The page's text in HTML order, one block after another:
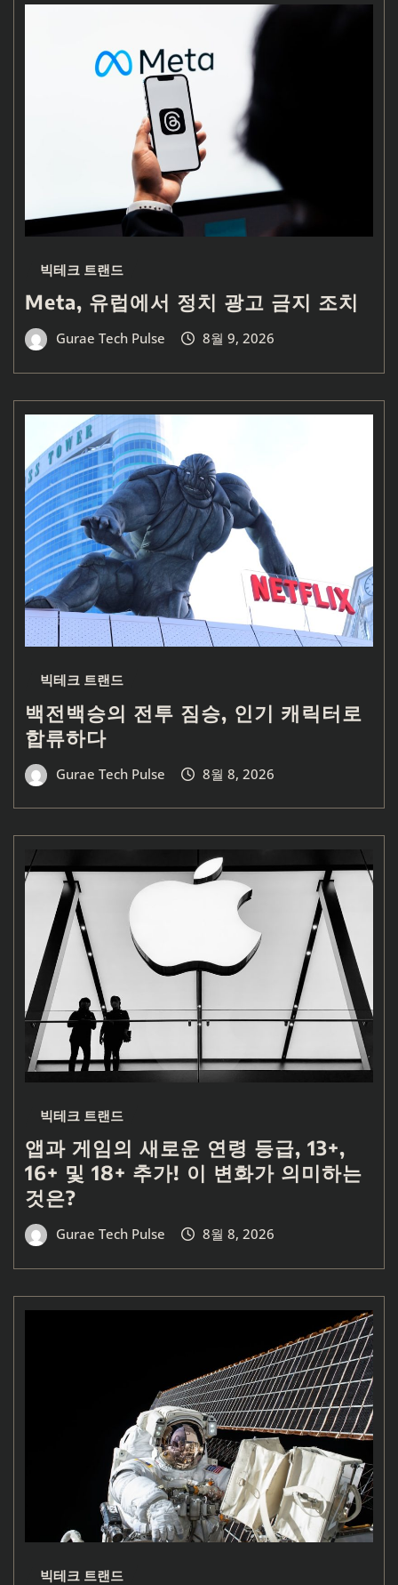
빅테크 트랜드
Meta, 유럽에서 정치 광고 금지 조치
Gurae Tech Pulse 8월 9, 2026
빅테크 트랜드
백전백승의 전투 짐승, 인기 캐릭터로
합류하다
Gurae Tech Pulse 8월 8, 2026
빅테크 트랜드
앱과 게임의 새로운 연령 등급, 13+,
16+ 및 18+ 추가! 이 변화가 의미하는
것은?
Gurae Tech Pulse 8월 8, 2026
빅테크 트랜드